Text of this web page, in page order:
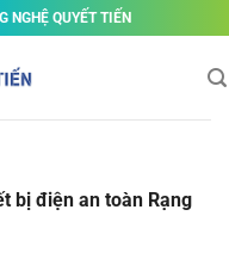
NGHỆ QUYẾT TIẾN
bị điện an toàn Rạng